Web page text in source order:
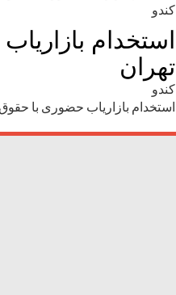
کندو
استخدام
تهران
کندو
استخدام بازاریاب حضوری با